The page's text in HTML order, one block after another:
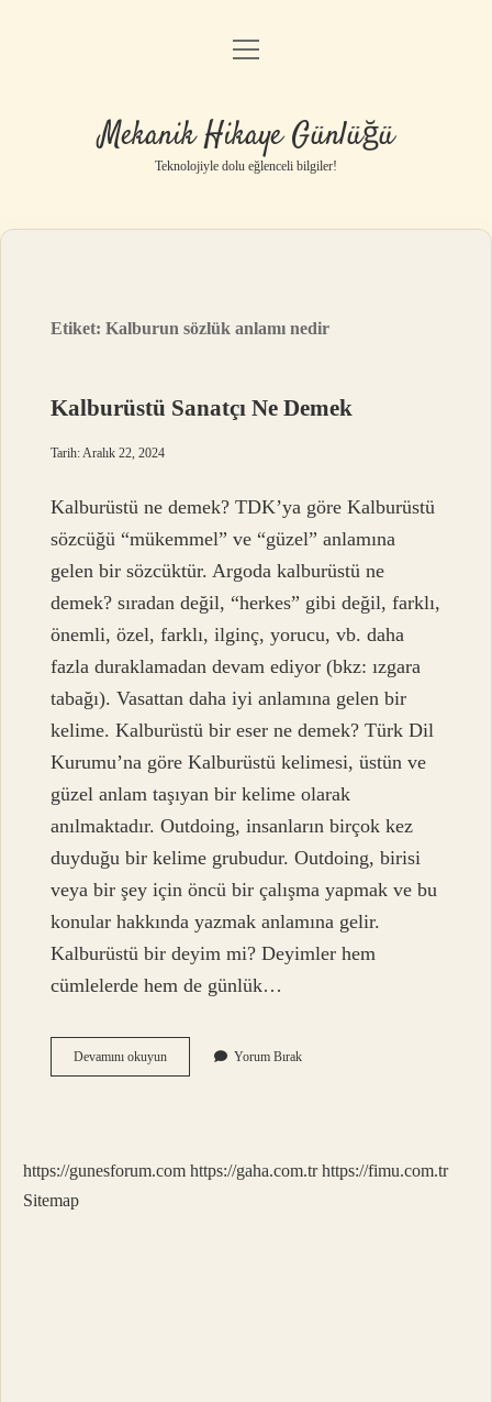
Anasayfa
Yasal Uyarı
menüyü
Mekanik Hikaye Günlüğü
Teknolojiyle dolu eğlenceli bilgiler!
Etiket:Kalburun sözlük anlamı nedir
Kalburüstü Sanatçı Ne Demek
Tarih: Aralık 22, 2024
Kalburüstü ne demek? TDK’ya göre Kalburüstü
sözcüğü “mükemmel” ve “güzel” anlamına
gelen bir sözcüktür. Argoda kalburüstü ne
demek? sıradan değil, “herkes” gibi değil, farklı,
önemli, özel, farklı, ilginç, yorucu, vb. daha
fazla duraklamadan devam ediyor (bkz: ızgara
tabağı). Vasattan daha iyi anlamına gelen bir
kelime. Kalburüstü bir eser ne demek? Türk Dil
Kurumu’na göre Kalburüstü kelimesi, üstün ve
güzel anlam taşıyan bir kelime olarak
anılmaktadır. Outdoing, insanların birçok kez
duyduğu bir kelime grubudur. Outdoing, birisi
veya bir şey için öncü bir çalışma yapmak ve bu
konular hakkında yazmak anlamına gelir.
Kalburüstü bir deyim mi? Deyimler hem
cümlelerde hem de günlük…
Devamını okuyunKalburüstü
Sanatçı
Yorum Bırak
https://gunesforum.com https://gaha.com.tr https://fimu.com.tr
Sitemap